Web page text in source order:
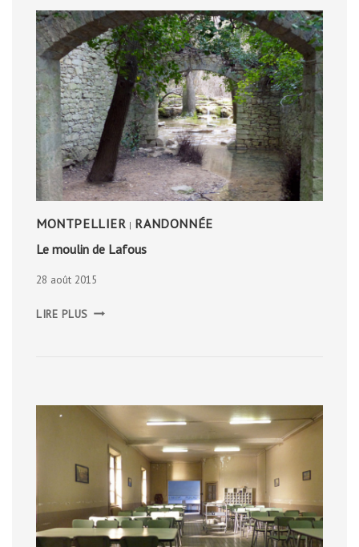
MONTPELLIER | RANDONNÉE
Le moulin de Lafous
28 août 2015
LIRE PLUS MOULIN